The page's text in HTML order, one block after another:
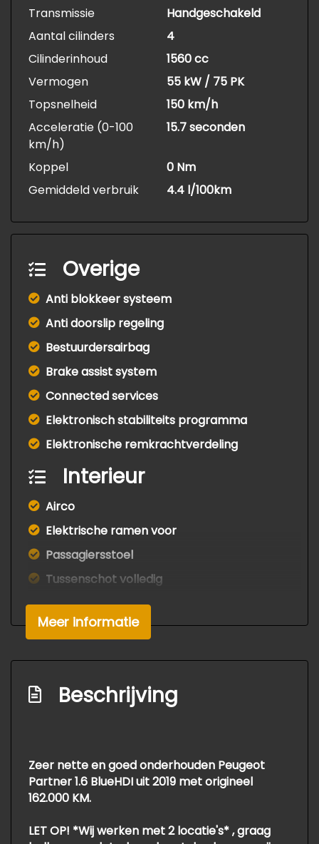
Transmissie
Handgeschakeld
Aantal cilinders
4
Cilinderinhoud
1560 cc
Vermogen
55 kW / 75 PK
Topsnelheid
150 km/h
Acceleratie (0-100
km/h)
15.7 seconden
Koppel
0 Nm
Gemiddeld verbruik
4.4 l/100km
Overige
Anti blokkeer systeem
Anti doorslip regeling
Bestuurdersairbag
Brake assist system
Connected services
Elektronisch stabiliteits programma
Elektronische remkrachtverdeling
Interieur
Airco
Elektrische ramen voor
Passagiersstoel
Tussenschot volledig
Exterieur
Buitenspiegels elektrisch verstel- en
verwarmbaar
Centrale vergrendeling met
afstandsbediening
Meer informatie
Beschrijving
Zeer nette en goed onderhouden Peugeot
Partner 1.6 BlueHDI uit 2019 met origineel
162.000 KM.
LET OP! *Wij werken met 2 locatie's* , graag